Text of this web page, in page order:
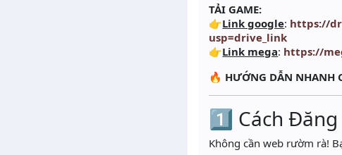
TẢI GAME:
👉Link google: https://
usp=drive_link
👉Link mega: https://
🔥 HƯỚNG DẪN NHANH
1️⃣ Cách Đăng
Không cần web rườm rà!